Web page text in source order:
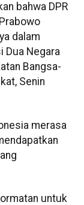
bahwa DPR
dalam
Dua Negara
Bangsa-
Senin
merasa
untuk